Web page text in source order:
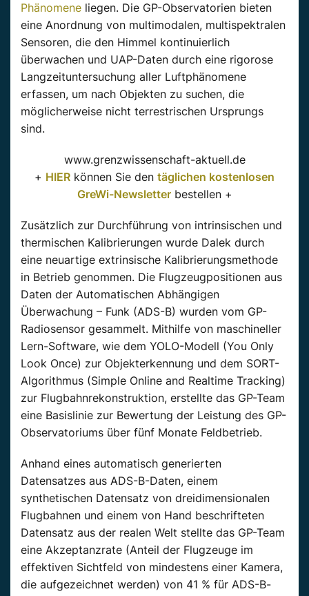
Phänomene liegen. Die GP-Observatorien bieten
eine Anordnung von multimodalen, multispektralen
Sensoren, die den Himmel kontinuierlich
überwachen und UAP-Daten durch eine rigorose
Langzeituntersuchung aller Luftphänomene
erfassen, um nach Objekten zu suchen, die
möglicherweise nicht terrestrischen Ursprungs
sind.
www.grenzwissenschaft-aktuell.de
+ HIER können Sie den täglichen kostenlosen
GreWi-Newsletterbestellen +
Zusätzlich zur Durchführung von intrinsischen und
thermischen Kalibrierungen wurde Dalek durch
eine neuartige extrinsische Kalibrierungsmethode
in Betrieb genommen. Die Flugzeugpositionen aus
Daten der Automatischen Abhängigen
Überwachung – Funk (ADS-B) wurden vom GP-
Radiosensor gesammelt. Mithilfe von maschineller
Lern-Software, wie dem YOLO-Modell (You Only
Look Once) zur Objekterkennung und dem SORT-
Algorithmus (Simple Online and Realtime Tracking)
zur Flugbahnrekonstruktion, erstellte das GP-Team
eine Basislinie zur Bewertung der Leistung des GP-
Observatoriums über fünf Monate Feldbetrieb.
Anhand eines automatisch generierten
Datensatzes aus ADS-B-Daten, einem
synthetischen Datensatz von dreidimensionalen
Flugbahnen und einem von Hand beschrifteten
Datensatz aus der realen Welt stellte das GP-Team
eine Akzeptanzrate (Anteil der Flugzeuge im
effektiven Sichtfeld von mindestens einer Kamera,
die aufgezeichnet werden) von 41 % für ADS-B-